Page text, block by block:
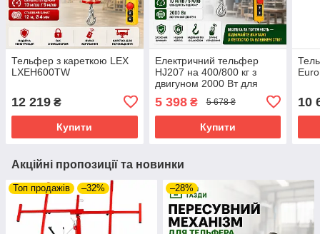
Тельфер з кареткою LEX
LXEH600TW
12 219 ₴
Купити
Електричний тельфер
HJ207 на 400/800 кг з
двигуном 2000 Вт для
5 398₴ 5 678 ₴
Купити
10
Акційні пропозиції та новинки
Топ продажів –32% –28%